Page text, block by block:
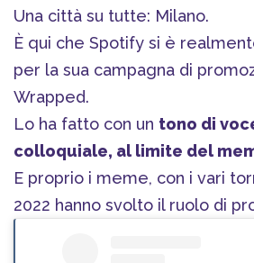
Una città su tutte: Milano.
È qui che Spotify si è
per la sua campagna di
Wrapped.
Lo ha fatto con un tono di
colloquiale, al limite del
E proprio i meme, con i vari
2022 hanno svolto il ruolo di